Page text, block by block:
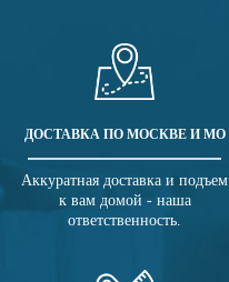
ДОСТАВКА ПО МОСКВЕ И МО
Аккуратная доставка и подъем
к вам домой - наша
ответственность.